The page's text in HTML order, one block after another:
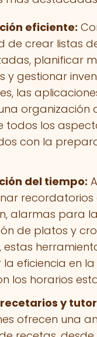
eficiente:
de crear listas
planificar
y gestionar
las
organización
todos los
con la
del tiempo:
recordatorios
alarmas para la
de platos y
estas
la eficiencia en
los horarios
y
ofrecen una